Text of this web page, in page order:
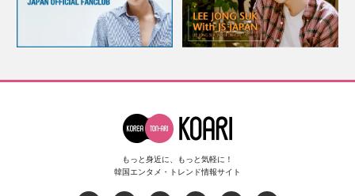
もっと身近に、もっと気軽に！
韓国エンタメ・トレンド情報サイト